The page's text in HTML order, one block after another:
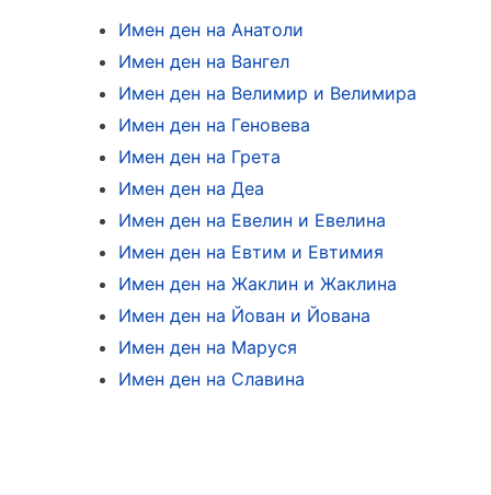
Имен ден на Анатоли
Имен ден на Вангел
Имен ден на Велимир и Велимира
Имен ден на Геновева
Имен ден на Грета
Имен ден на Деа
Имен ден на Евелин и Евелина
Имен ден на Евтим и Евтимия
Имен ден на Жаклин и Жаклина
Имен ден на Йован и Йована
Имен ден на Маруся
Имен ден на Славина